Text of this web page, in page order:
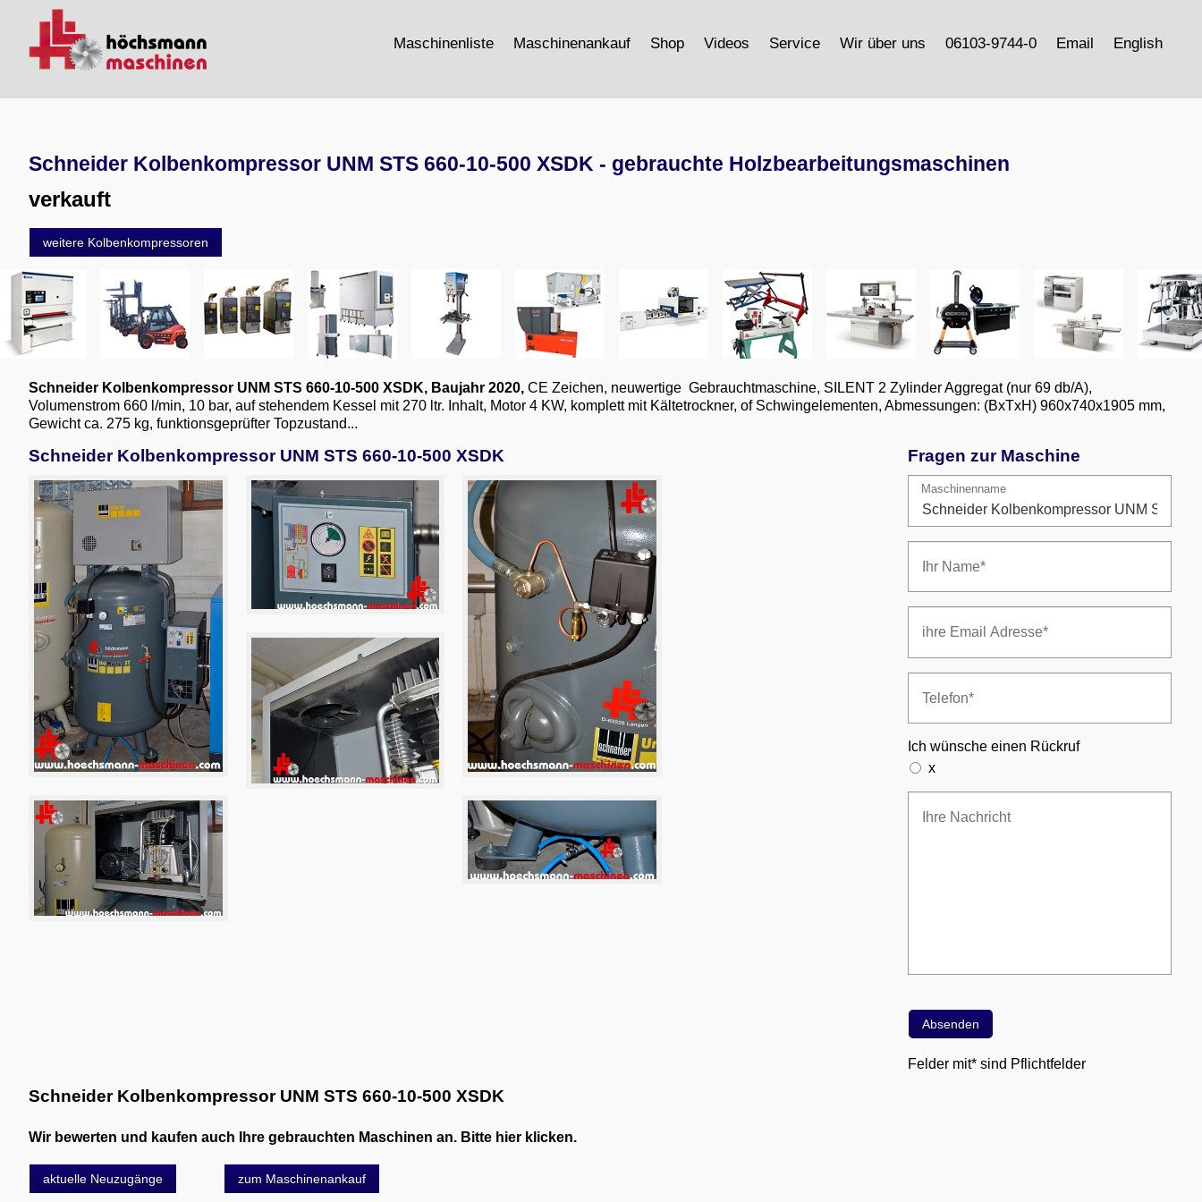
Maschinenliste Maschinenankauf Shop Videos Service Wir über uns 06103-9744-0 Email English
Schneider Kolbenkompressor UNM STS 660-10-500 XSDK - gebrauchte Holzbearbeitungsmaschinen
verkauft
weitere Kolbenkompressoren
Schneider Kolbenkompressor UNM STS 660-10-500 XSDK, Baujahr 2020, CE Zeichen, neuwertige Gebrauchtmaschine, SILENT 2 Zylinder Aggregat (nur 69 db/A),
Volumenstrom 660 l/min, 10 bar, auf stehendem Kessel mit 270 ltr. Inhalt, Motor 4 KW, komplett mit Kältetrockner, of Schwingelementen, Abmessungen: (BxTxH) 960x740x1905 mm,
Gewicht ca. 275 kg, funktionsgeprüfter Topzustand...
Schneider Kolbenkompressor UNM STS 660-10-500 XSDK Fragen zur Maschine
Maschinenname
Ich wünsche einen Rückruf
x
Felder mit* sind Pflichtfelder
Schneider Kolbenkompressor UNM STS 660-10-500 XSDK
Wir bewerten und kaufen auch Ihre gebrauchten Maschinen an. Bitte hier klicken.
aktuelle Neuzugänge zum Maschinenankauf